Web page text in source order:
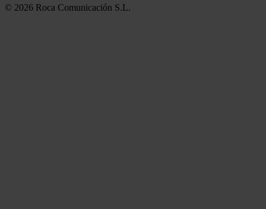
© 2026 Roca Comunicación S.L.